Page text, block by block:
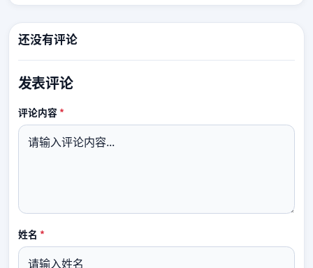
还没有评论
发表评论
评论内容*必填
姓名 *必填